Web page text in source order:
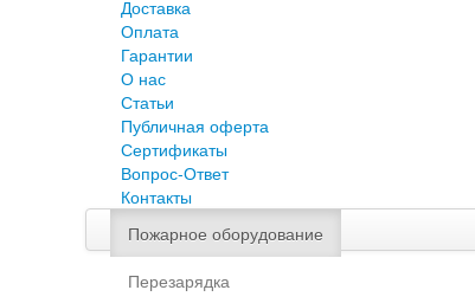
Доставка
Оплата
Гарантии
О нас
Статьи
Публичная оферта
Сертификаты
Вопрос-Ответ
Контакты
Пожарное оборудование
Перезарядка